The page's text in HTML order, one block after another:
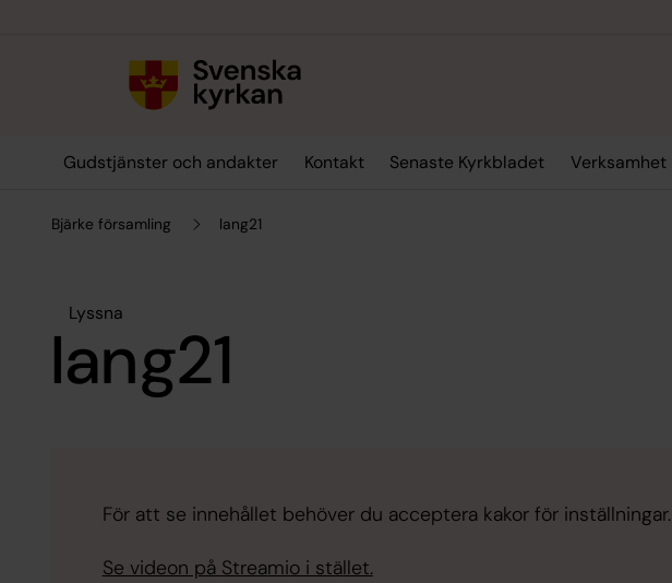
Gudstjänster och andakter Kontakt Senaste Kyrkbladet Verksamhet
Bjärke församling lang21
Lyssna
lang21
För att se innehållet behöver du acceptera kakor för inställningar.
Se videon på Streamio i stället.